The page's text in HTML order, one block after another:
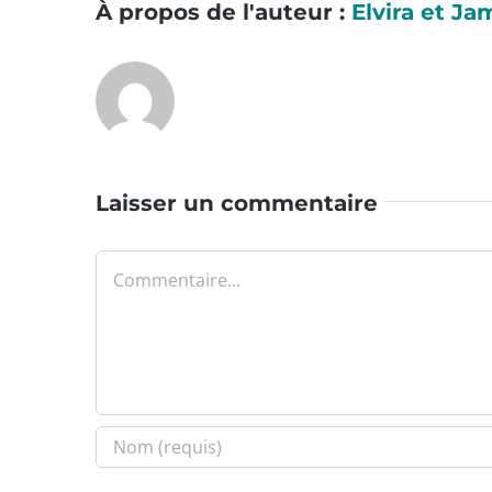
À propos de l'auteur : Elvira et
Laisser un commentaire